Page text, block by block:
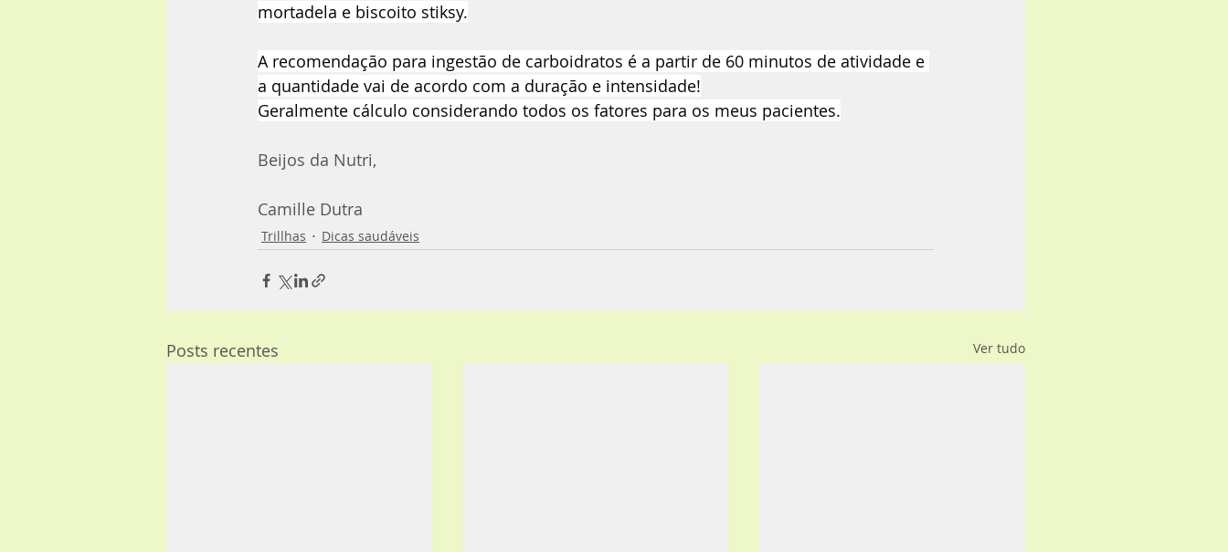
mortadela e biscoito stiksy.
A recomendação para ingestão de carboidratos é a partir de 60 minutos de atividade e
a quantidade vai de acordo com a duração e intensidade!
Geralmente cálculo considerando todos os fatores para os meus pacientes.
Beijos da Nutri,
Camille Dutra
Trillhas Dicas saudáveis
Posts recentes Ver tudo